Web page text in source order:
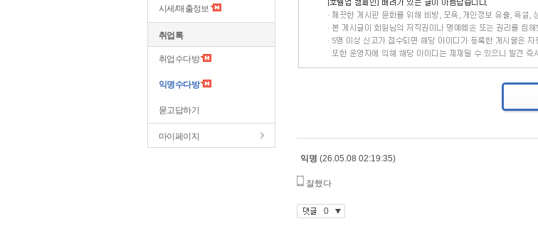
시세/매출정보
취업톡
취업수다방
익명수다방
묻고답하기
마이페이지